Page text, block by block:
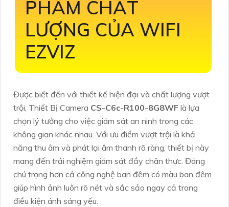
PHẨM CHẤT
LƯỢNG CỦA WIFI
EZVIZ
Được biết đến với thiết kế hiện đại và chất lượng vượt
trội, Thiết Bị Camera CS-C6c-R100-8G8WF là lựa
chọn lý tưởng cho việc giám sát an ninh trong các
không gian khác nhau. Với ưu điểm vượt trội là khả
năng thu âm và phát lại âm thanh rõ ràng, thiết bị này
mang đến trải nghiệm giám sát đầy chân thực. Đáng
chú trọng hơn cả công nghệ ban đêm có màu ban đêm
giúp hình ảnh luôn rõ nét và sắc sảo ngay cả trong
điều kiện ánh sáng yếu.